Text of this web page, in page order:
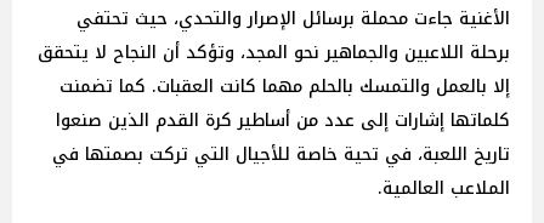
الأغنية جاءت محملة برسائل الإصرار والتحدي، حيث تحتفي
برحلة اللاعبين والجماهير نحو المجد، وتؤكد أن النجاح لا يتحقق
إلا بالعمل والتمسك بالحلم مهما كانت العقبات. كما تضمنت
كلماتها إشارات إلى عدد من أساطير كرة القدم الذين صنعوا
تاريخ اللعبة، في تحية خاصة للأجيال التي تركت بصمتها في
الملاعب العالمية.